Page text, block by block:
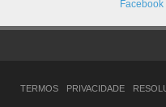
Facebook
TERMOS PRIVACIDADE